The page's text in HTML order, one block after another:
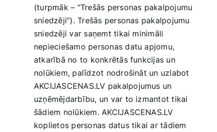
(turpmāk – “Trešās personas pakalpojumu
sniedzēji”). Trešās personas pakalpojumu
sniedzēji var saņemt tikai minimāli
nepieciešamo personas datu apjomu,
atkarībā no to konkrētās funkcijas un
nolūkiem, palīdzot nodrošināt un uzlabot
AKCIJASCENAS.LV pakalpojumus un
uzņēmējdarbību, un var to izmantot tikai
šādiem nolūkiem. AKCIJASCENAS.LV
koplietos personas datus tikai ar tādiem